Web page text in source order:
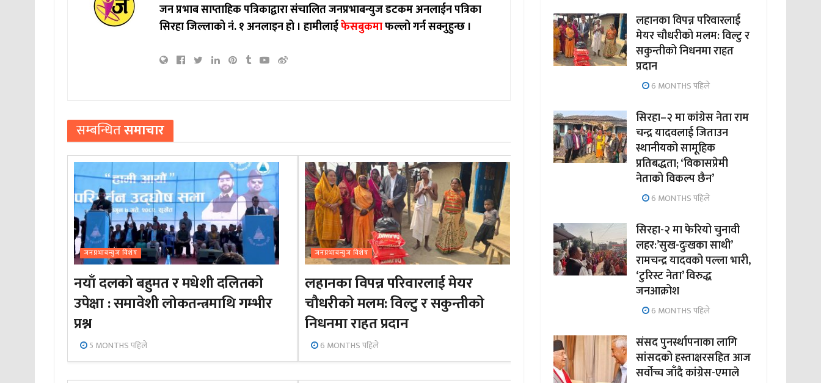
जन प्रभाब साप्ताहिक पत्रिकाद्वारा संचालित जनप्रभाबन्युज डटकम अनलाईन पत्रिका
सिरहा जिल्लाको नं. १ अनलाइन हो ।हामीलाईफेसबुकमाफल्लो गर्न सक्नुहुन्छ ।
सम्बन्धितसमाचार
जनप्रभाबन्युज विशेष
नयाँ दलको बहुमत र मधेशी दलितको
उपेक्षा : समावेशी लोकतन्त्रमाथि गम्भीर
प्रश्न
5 MONTHS पहिले
जनप्रभाबन्युज विशेष
लहानका विपन्न परिवारलाई मेयर
चौधरीको मलम: विल्टु र सकुन्तीको
निधनमा राहत प्रदान
6 MONTHS पहिले
लहानका विपन्न परिवारलाई
मेयर चौधरीको मलम: विल्टु र
सकुन्तीको निधनमा राहत
प्रदान
6 MONTHS पहिले
सिरहा–२ मा कांग्रेस नेता राम
चन्द्र यादवलाई जिताउन
स्थानीयको सामूहिक
प्रतिबद्धता; ‘विकासप्रेमी
नेताको विकल्प छैन’
6 MONTHS पहिले
सिरहा-२ मा फेरियो चुनावी
लहर:’सुख-दुःखका साथी’
रामचन्द्र यादवको पल्ला भारी,
‘टुरिस्ट नेता’ विरुद्ध
जनआक्रोश
6 MONTHS पहिले
संसद पुनर्स्थापनाका लागि
सांसदको हस्ताक्षरसहित आज
सर्वोच्च जाँदै कांग्रेस-एमाले